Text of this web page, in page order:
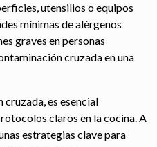
utensilios o equipos
mínimas de alérgenos
graves en personas
cruzada en una
es esencial
claros en la cocina. A
estrategias clave para